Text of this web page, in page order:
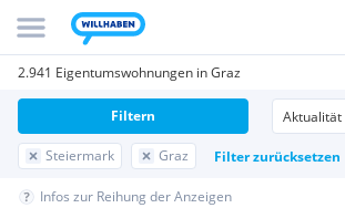
2.941 Eigentumswohnungen in Graz
Steiermark Graz Filter zurücksetzen
Filtern
Infos zur Reihung der Anzeigen